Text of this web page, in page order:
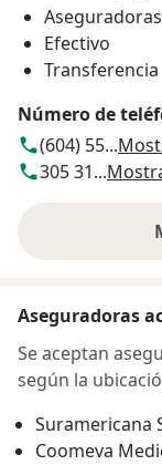
Efectivo
Transferencia
Número de
(604) 55...
305 31...
Aseguradoras
Se aceptan
según la
Suramericana
Coomeva